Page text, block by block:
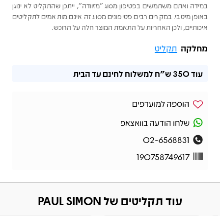
במידה ואתם משתמשים בפטיפון מסוג "מזוודה", ייתכן שהתקליט לא ינוגן
באופן מיטבי. במקרים רבים פטיפונים מסוג זה אינם מותאמים לתקליטים
איכותיים, ולכן האחריות על התאמת המוצר חלה על הרוכש.
מחלקה תקליט
עוד350 ש"ח למשלוח לחינם עד הבית
הוספה למועדפים
שלחו הודעה בוואצאפ
02-6568831
190758749617
עוד תקליטים של PAUL SIMON